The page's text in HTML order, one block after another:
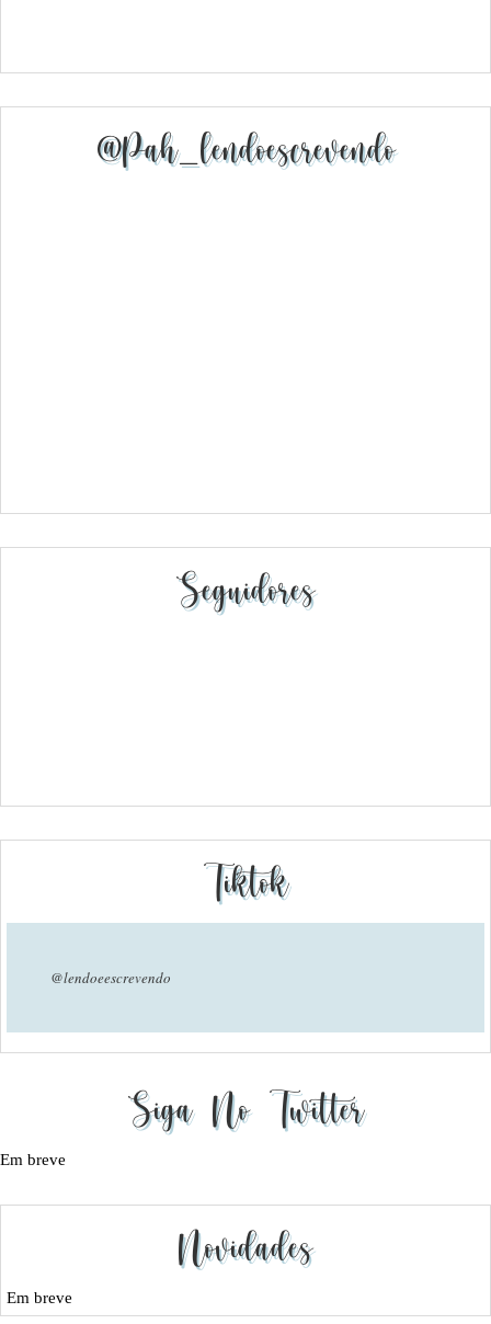
@pah_lendoescrevendo
Seguidores
Tiktok
@lendoeescrevendo
Siga No Twitter
Em breve
Novidades
Em breve